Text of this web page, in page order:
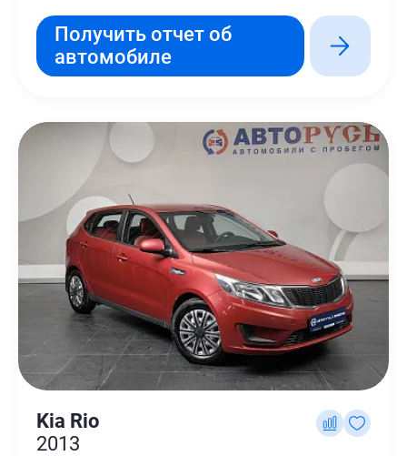
Получить отчет об
автомобиле
Kia Rio
2013